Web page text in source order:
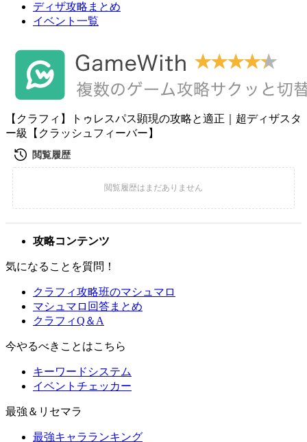
ディザ攻略まとめ
イベント一覧
【クラフィ】トゥレスパス顕現の攻略と適正｜超ディザスタ
ー級【クラッシュフィーバー】
攻略コンテンツ
気になることを質問！
クラフィ攻略班のマシュマロ
マシュマロ回答まとめ
クラフィQ＆A
今やるべきことはこちら
キーワードシステム
イベントチェッカー
最強＆リセマラ
最強キャラランキング